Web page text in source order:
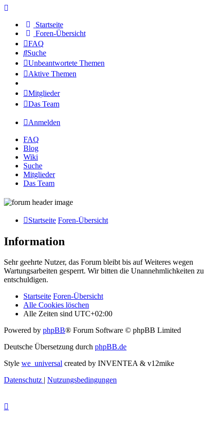
Startseite
Foren-Übersicht
FAQ
Suche
Unbeantwortete Themen
Aktive Themen
Mitglieder
Das Team
Anmelden
FAQ
Blog
Wiki
Suche
Mitglieder
Das Team
Startseite Foren-Übersicht
Information
Sehr geehrte Nutzer, das Forum bleibt bis auf Weiteres wegen
Wartungsarbeiten gesperrt. Wir bitten die Unannehmlichkeiten zu
entschuldigen.
Startseite Foren-Übersicht
Alle Cookies löschen
Alle Zeiten sind UTC+02:00
Powered by phpBB® Forum Software © phpBB Limited
Deutsche Übersetzung durch phpBB.de
Style we_universal created by INVENTEA & v12mike
Datenschutz | Nutzungsbedingungen